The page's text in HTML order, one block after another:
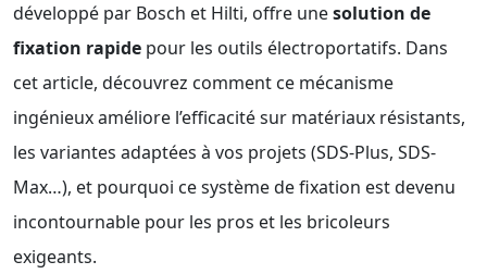
développé par Bosch et Hilti, offre unesolution de
fixation rapide pour les outils électroportatifs. Dans
cet article, découvrez comment ce mécanisme
ingénieux améliore l’efficacité sur matériaux résistants,
les variantes adaptées à vos projets (SDS-Plus, SDS-
Max…), et pourquoi ce système de fixation est devenu
incontournable pour les pros et les bricoleurs
exigeants.